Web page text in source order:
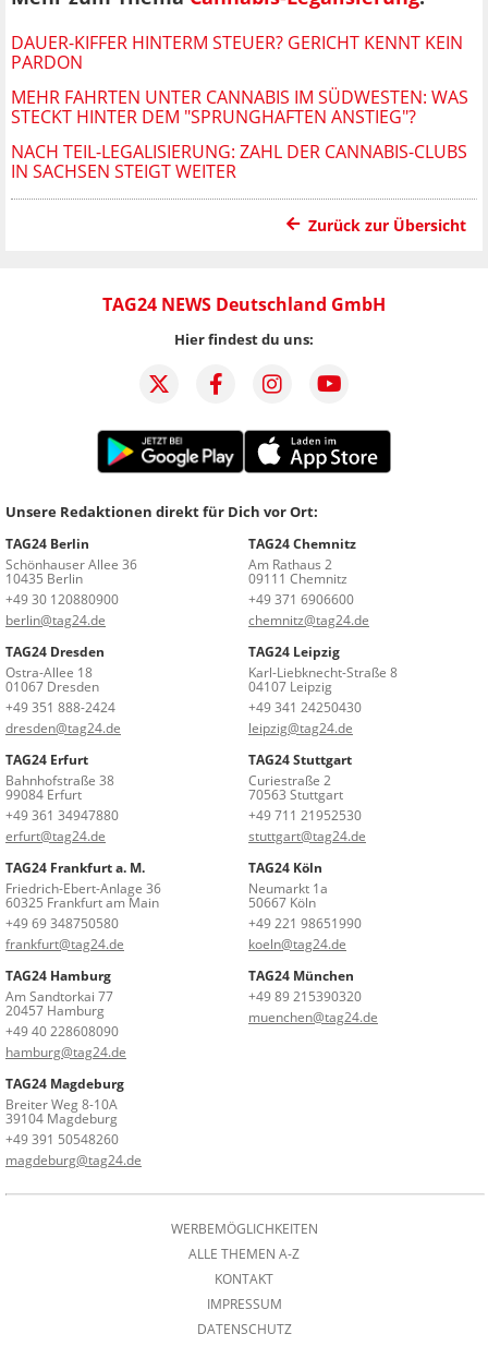
DAUER-KIFFER HINTERM STEUER? GERICHT KENNT KEIN
PARDON
MEHR FAHRTEN UNTER CANNABIS IM SÜDWESTEN: WAS
STECKT HINTER DEM "SPRUNGHAFTEN ANSTIEG"?
NACH TEIL-LEGALISIERUNG: ZAHL DER CANNABIS-CLUBS
IN SACHSEN STEIGT WEITER
Zurück zur Übersicht
TAG24 NEWS Deutschland GmbH
Hier findest du uns:
Unsere Redaktionen direkt für Dich vor Ort:
TAG24 Berlin
Schönhauser Allee 36
10435 Berlin
+49 30 120880900
berlin@tag24.de
TAG24 Chemnitz
Am Rathaus 2
09111 Chemnitz
+49 371 6906600
chemnitz@tag24.de
TAG24 Dresden
Ostra-Allee 18
01067 Dresden
+49 351 888-2424
dresden@tag24.de
TAG24 Leipzig
Karl-Liebknecht-Straße 8
04107 Leipzig
+49 341 24250430
leipzig@tag24.de
TAG24 Erfurt
Bahnhofstraße 38
99084 Erfurt
+49 361 34947880
erfurt@tag24.de
TAG24 Stuttgart
Curiestraße 2
70563 Stuttgart
+49 711 21952530
stuttgart@tag24.de
TAG24 Frankfurt a. M.
Friedrich-Ebert-Anlage 36
60325 Frankfurt am Main
+49 69 348750580
frankfurt@tag24.de
TAG24 Köln
Neumarkt 1a
50667 Köln
+49 221 98651990
koeln@tag24.de
TAG24 Hamburg
Am Sandtorkai 77
20457 Hamburg
+49 40 228608090
hamburg@tag24.de
TAG24 München
+49 89 215390320
muenchen@tag24.de
TAG24 Magdeburg
Breiter Weg 8-10A
39104 Magdeburg
+49 391 50548260
magdeburg@tag24.de
WERBEMÖGLICHKEITEN
ALLE THEMEN A-Z
KONTAKT
IMPRESSUM
DATENSCHUTZ